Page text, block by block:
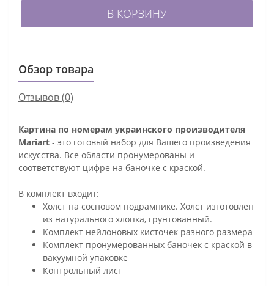
В КОРЗИНУ
Обзор товара
Отзывов (0)
Картина по номерам украинского производителя
Mariart - это готовый набор для Вашего произведения
искусства. Все области пронумерованы и
соответствуют цифре на баночке с краской.
В комплект входит:
Холст на сосновом подрамнике. Холст изготовлен
из натурального хлопка, грунтованный.
Комплект нейлоновых кисточек разного размера
Комплект пронумерованных баночек с краской в
вакуумной упаковке
Контрольный лист